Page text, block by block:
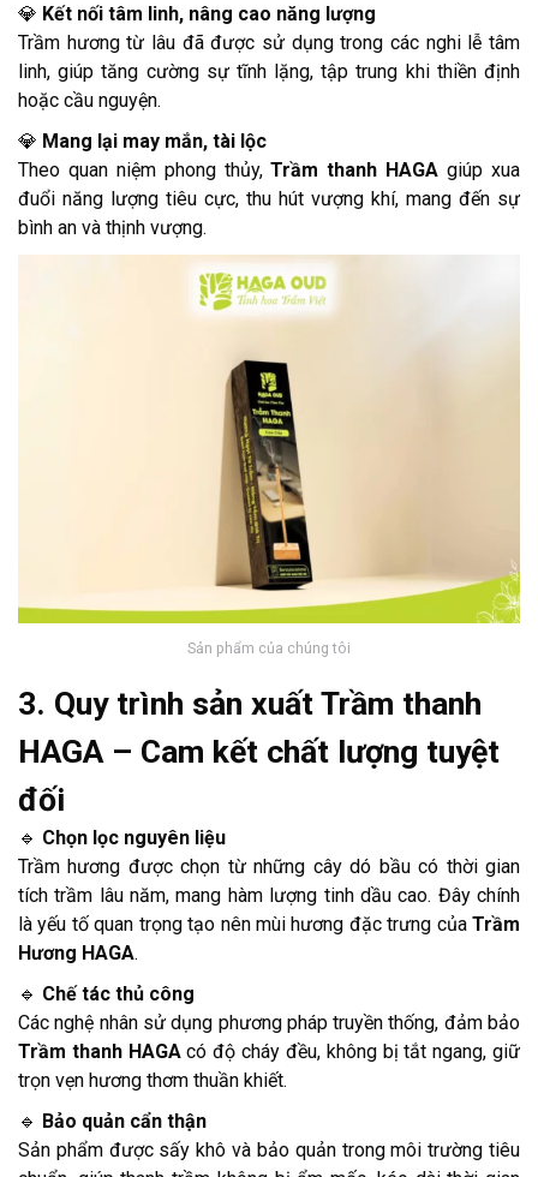
💎 Kết nối tâm linh, nâng cao năng lượng
Trầm hương từ lâu đã được sử dụng trong các nghi lễ tâm
linh, giúp tăng cường sự tĩnh lặng, tập trung khi thiền định
hoặc cầu nguyện.
💎 Mang lại may mắn, tài lộc
Theo quan niệm phong thủy,Trầm thanh HAGA giúp xua
đuổi năng lượng tiêu cực, thu hút vượng khí, mang đến sự
bình an và thịnh vượng.
Sản phẩm của chúng tôi
3. Quy trình sản xuất Trầm thanh
HAGA – Cam kết chất lượng tuyệt
đối
🔹 Chọn lọc nguyên liệu
Trầm hương được chọn từ những cây dó bầu có thời gian
tích trầm lâu năm, mang hàm lượng tinh dầu cao. Đây chính
là yếu tố quan trọng tạo nên mùi hương đặc trưng của Trầm
Hương HAGA.
🔹 Chế tác thủ công
Các nghệ nhân sử dụng phương pháp truyền thống, đảm bảo
Trầm thanh HAGAcó độ cháy đều, không bị tắt ngang, giữ
trọn vẹn hương thơm thuần khiết.
🔹 Bảo quản cẩn thận
Sản phẩm được sấy khô và bảo quản trong môi trường tiêu